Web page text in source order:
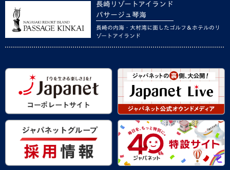
長崎リゾートアイランド
パサージュ琴海
長崎の内海・大村湾に面したゴルフ＆ホテルのリ
ゾートアイランド